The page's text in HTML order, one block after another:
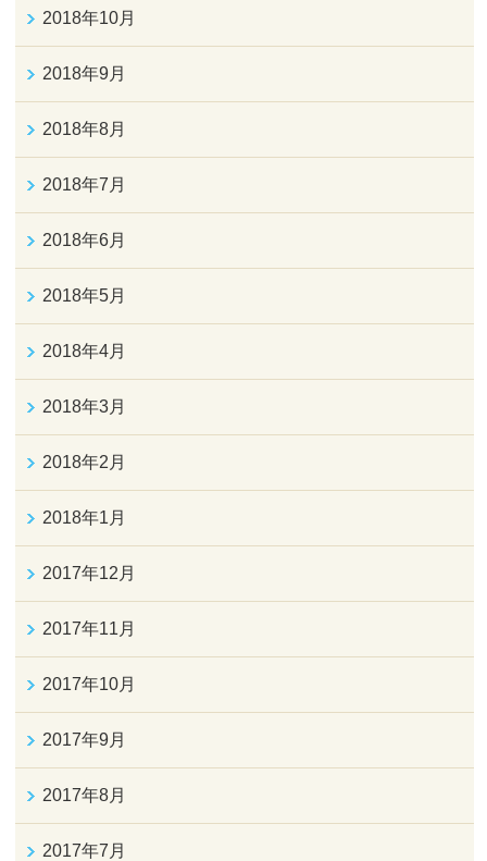
2018年10月
2018年9月
2018年8月
2018年7月
2018年6月
2018年5月
2018年4月
2018年3月
2018年2月
2018年1月
2017年12月
2017年11月
2017年10月
2017年9月
2017年8月
2017年7月